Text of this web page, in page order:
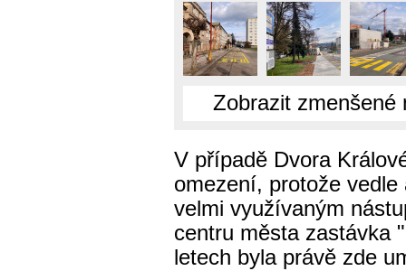
Zobrazit zmenšené
V případě Dvora
omezení, protože
velmi využívaným
centru města zastávka
letech byla právě zde